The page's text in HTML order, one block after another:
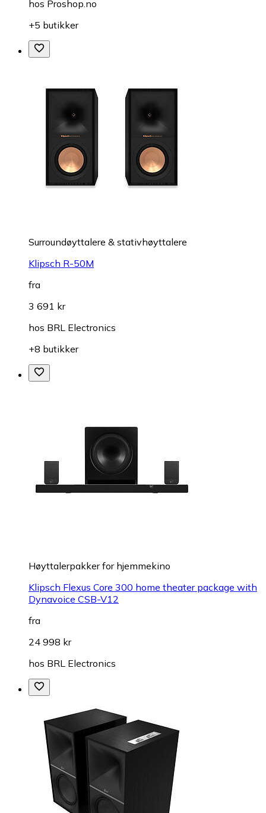
hos Proshop.no
+5 butikker
Surroundøyttalere & stativhøyttalere
Klipsch R-50M
fra
3 691 kr
hos BRL Electronics
+8 butikker
Høyttalerpakker for hjemmekino
Klipsch Flexus Core 300 home theater package with
Dynavoice CSB-V12
fra
24 998 kr
hos BRL Electronics